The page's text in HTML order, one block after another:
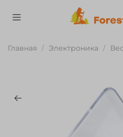
Главная Электроника